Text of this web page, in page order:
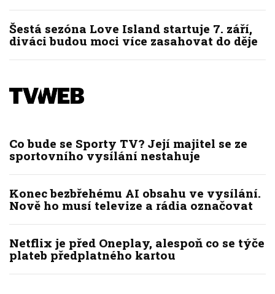
Šestá sezóna Love Island startuje 7. září,
diváci budou moci více zasahovat do děje
Co bude se Sporty TV? Její majitel se ze
sportovního vysílání nestahuje
Konec bezbřehému AI obsahu ve vysílání.
Nově ho musí televize a rádia označovat
Netflix je před Oneplay, alespoň co se týče
plateb předplatného kartou